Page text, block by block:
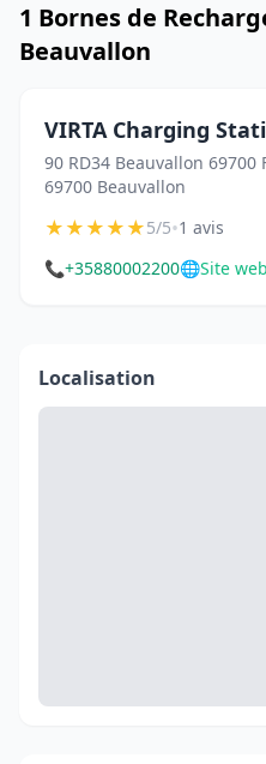
1 Bornes de
Beauvallon
VIRTA Charging
90 RD34 Beauvallon 69700
69700 Beauvallon
★★★★★5/5•1 avis
📞+35880002200🌐Site web
Localisation